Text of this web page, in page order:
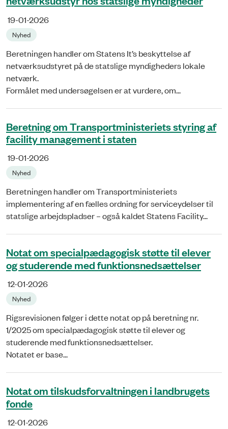
19-01-2026
Nyhed
Beretningen handler om Statens It’s beskyttelse af
netværksudstyret på de statslige myndigheders lokale
netværk.
Formålet med undersøgelsen er at vurdere, om...
Beretning om Transportministeriets styring af
facility management i staten
19-01-2026
Nyhed
Beretningen handler om Transportministeriets
implementering af en fælles ordning for serviceydelser til
statslige arbejdspladser – også kaldet Statens Facility...
Notat om specialpædagogisk støtte til elever
og studerende med funktionsnedsættelser
12-01-2026
Nyhed
Rigsrevisionen følger i dette notat op på beretning nr.
1/2025 om specialpædagogisk støtte til elever og
studerende med funktionsnedsættelser.
Notatet er base...
Notat om tilskudsforvaltningen i landbrugets
fonde
12-01-2026